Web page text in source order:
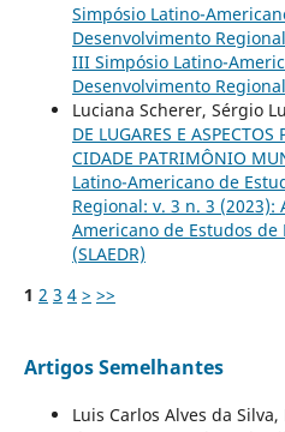
Simpósio Latino-
Desenvolvimento
III Simpósio Latino-
Desenvolvimento Regional
Luciana Scherer, Sérgio
DE LUGARES E
CIDADE PATRIMÔNIO
Latino-Americano de
Regional: v. 3 n. 3
Americano de Estudos
(SLAEDR)
1 2 3 4 > >>
Artigos Semelhantes
Luis Carlos Alves da